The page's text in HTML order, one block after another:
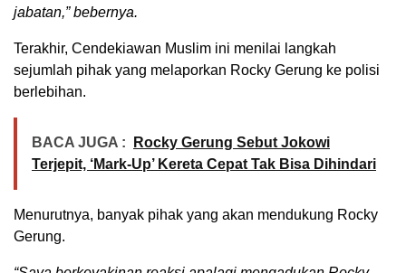
jabatan,” bebernya.
Terakhir, Cendekiawan Muslim ini menilai langkah
sejumlah pihak yang melaporkan Rocky Gerung ke polisi
berlebihan.
BACA JUGA :
Rocky Gerung Sebut Jokowi
Terjepit, ‘Mark-Up’ Kereta Cepat Tak Bisa Dihindari
Menurutnya, banyak pihak yang akan mendukung Rocky
Gerung.